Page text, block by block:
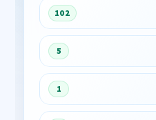
102
5
1